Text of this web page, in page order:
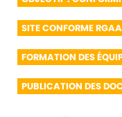
SITE CONFORME
FORMATION DES
PUBLICATION DES